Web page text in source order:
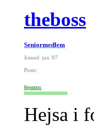
theboss
Seniormedlem
Joined: jun '07
Posts:
Reputation:
Hejsa i